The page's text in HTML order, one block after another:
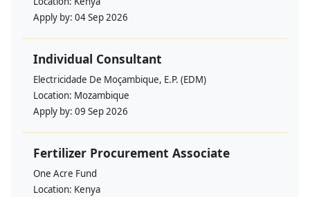
Apply by: 04 Sep 2026
Individual Consultant
Electricidade De Moçambique, E.P. (EDM)
Location: Mozambique
Apply by: 09 Sep 2026
Fertilizer Procurement Associate
One Acre Fund
Location: Kenya